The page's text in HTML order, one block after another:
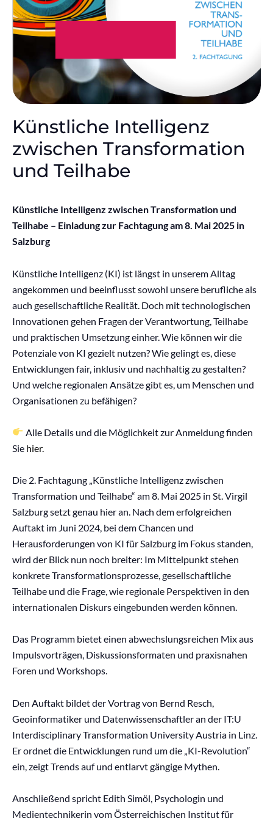
Künstliche Intelligenz
zwischen Transformation
und Teilhabe
Künstliche Intelligenz zwischen Transformation und
Teilhabe – Einladung zur Fachtagung am 8. Mai 2025 in
Salzburg
Künstliche Intelligenz (KI) ist längst in unserem Alltag
angekommen und beeinflusst sowohl unsere berufliche als
auch gesellschaftliche Realität. Doch mit technologischen
Innovationen gehen Fragen der Verantwortung, Teilhabe
und praktischen Umsetzung einher. Wie können wir die
Potenziale von KI gezielt nutzen? Wie gelingt es, diese
Entwicklungen fair, inklusiv und nachhaltig zu gestalten?
Und welche regionalen Ansätze gibt es, um Menschen und
Organisationen zu befähigen?
Alle Details und die Möglichkeit zur Anmeldung finden
Sie hier.
Die 2. Fachtagung „Künstliche Intelligenz zwischen
Transformation und Teilhabe“ am 8. Mai 2025 in St. Virgil
Salzburg setzt genau hier an. Nach dem erfolgreichen
Auftakt im Juni 2024, bei dem Chancen und
Herausforderungen von KI für Salzburg im Fokus standen,
wird der Blick nun noch breiter: Im Mittelpunkt stehen
konkrete Transformationsprozesse, gesellschaftliche
Teilhabe und die Frage, wie regionale Perspektiven in den
internationalen Diskurs eingebunden werden können.
Das Programm bietet einen abwechslungsreichen Mix aus
Impulsvorträgen, Diskussionsformaten und praxisnahen
Foren und Workshops.
Den Auftakt bildet der Vortrag von Bernd Resch,
Geoinformatiker und Datenwissenschaftler an der IT:U
Interdisciplinary Transformation University Austria in Linz.
Er ordnet die Entwicklungen rund um die „KI-Revolution“
ein, zeigt Trends auf und entlarvt gängige Mythen.
Anschließend spricht Edith Simöl, Psychologin und
Medientechnikerin vom Österreichischen Institut für